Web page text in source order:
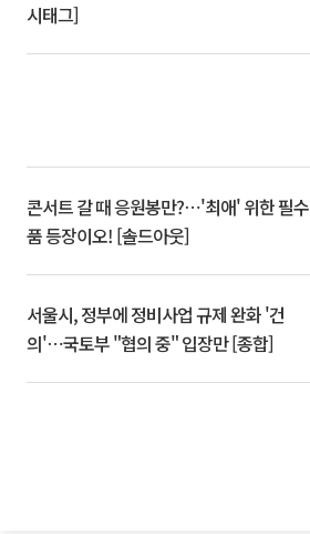
시태그]
콘서트 갈 때 응원봉만?⋯'최애' 위한 필수
품 등장이오! [솔드아웃]
서울시, 정부에 정비사업 규제 완화 '건
의'⋯국토부 "협의 중" 입장만 [종합]